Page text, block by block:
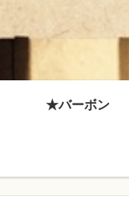
★バーボン